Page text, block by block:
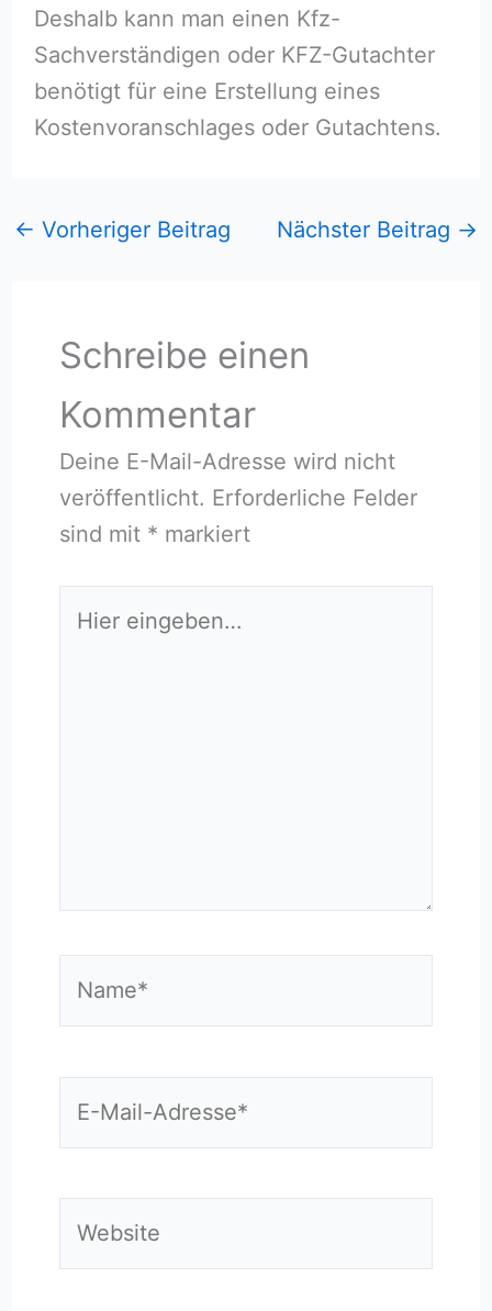
Deshalb kann man einen Kfz-
Sachverständigen oder KFZ-Gutachter
benötigt für eine Erstellung eines
Kostenvoranschlages oder Gutachtens.
← Vorheriger Beitrag Nächster Beitrag →
Schreibe einen
Kommentar
Deine E-Mail-Adresse wird nicht
veröffentlicht. Erforderliche Felder
sind mit * markiert
eingeben…